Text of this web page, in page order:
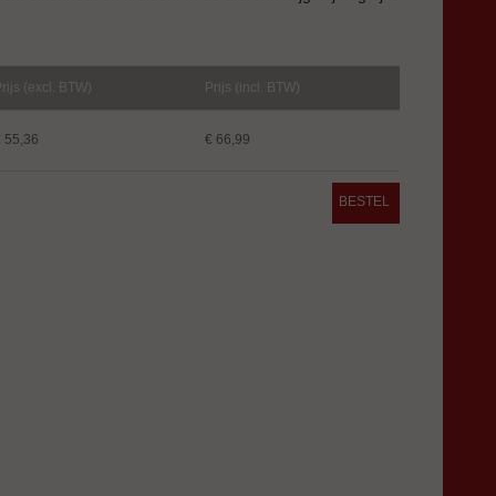
(excl. BTW) Prijs (incl. BTW)
55,36 € 66,99
BESTEL